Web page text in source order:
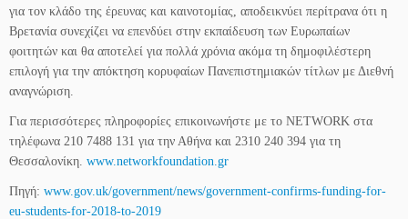
για τον κλάδο της έρευνας και καινοτομίας, αποδεικνύει περίτρανα ότι η
Βρετανία συνεχίζει να επενδύει στην εκπαίδευση των Ευρωπαίων
φοιτητών και θα αποτελεί για πολλά χρόνια ακόμα τη δημοφιλέστερη
επιλογή για την απόκτηση κορυφαίων Πανεπιστημιακών τίτλων με Διεθνή
αναγνώριση.
Για περισσότερες πληροφορίες επικοινωνήστε με το NETWORK στα
τηλέφωνα 210 7488 131 για την Αθήνα και 2310 240 394 για τη
Θεσσαλονίκη. www.networkfoundation.gr
Πηγή: www.gov.uk/government/news/government-confirms-funding-for-
eu-students-for-2018-to-2019